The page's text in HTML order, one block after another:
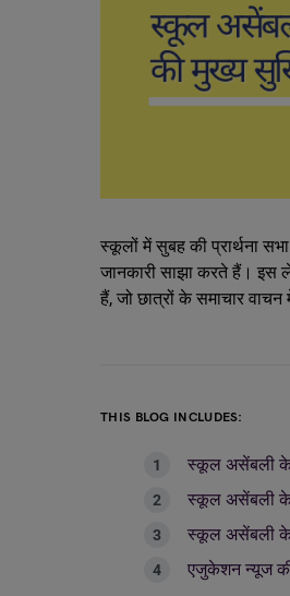
स्कूलों में सुबह की प्रार्थना
जानकारी साझा करते हैं। इस
हैं, जो छात्रों के समाचार
THIS BLOG INCLUDES:
स्कूल असेंबली के
स्कूल असेंबली के
स्कूल असेंबली के
एजुकेशन न्यूज